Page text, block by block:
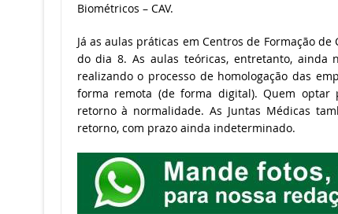
Biométricos – CAV.
Já as aulas práticas em Centros de Formação
do dia 8. As aulas teóricas, entretanto, ainda
realizando o processo de homologação das
forma remota (de forma digital). Quem optar
retorno à normalidade. As Juntas Médicas
retorno, com prazo ainda indeterminado.